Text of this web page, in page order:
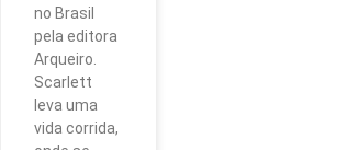
no Brasil
pela editora
Arqueiro.
Scarlett
leva uma
vida corrida,